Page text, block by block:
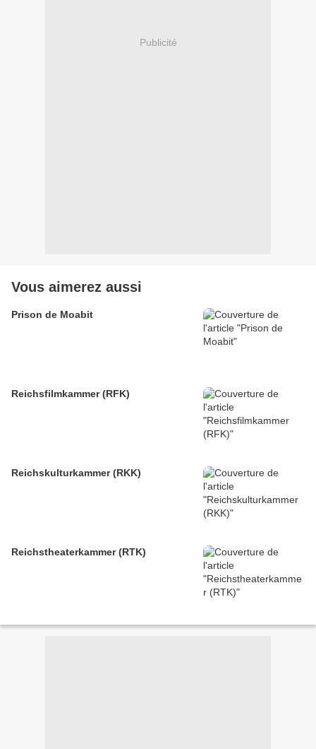
Publicité
Vous aimerez aussi
Prison de Moabit
Reichsfilmkammer (RFK)
Reichskulturkammer (RKK)
Reichstheaterkammer (RTK)